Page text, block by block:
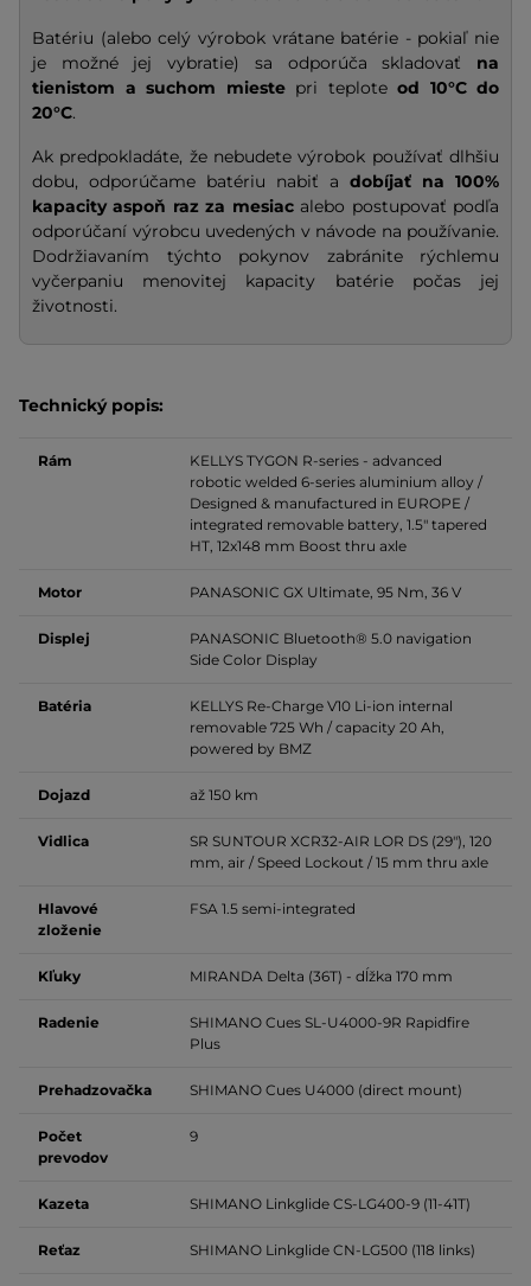
Batériu (alebo celý výrobok vrátane batérie - pokiaľ nie
je možné jej vybratie) sa odporúča skladovať na
tienistom a suchom miestepri teplote od 10°C do
20°C.
Ak predpokladáte, že nebudete výrobok používať dlhšiu
dobu, odporúčame batériu nabiť a dobíjať na 100%
kapacity aspoň raz za mesiacalebo postupovať podľa
odporúčaní výrobcu uvedených v návode na používanie.
Dodržiavaním týchto pokynov zabránite rýchlemu
vyčerpaniu menovitej kapacity batérie počas jej
životnosti.
Technický popis:
Rám KELLYS TYGON R-series - advanced
robotic welded 6-series aluminium alloy /
Designed & manufactured in EUROPE /
integrated removable battery, 1.5" tapered
HT, 12x148 mm Boost thru axle
Motor PANASONIC GX Ultimate, 95 Nm, 36 V
Displej PANASONIC Bluetooth® 5.0 navigation
Side Color Display
Batéria KELLYS Re-Charge V10 Li-ion internal
removable 725 Wh / capacity 20 Ah,
powered by BMZ
Dojazd až 150 km
Vidlica
SR SUNTOUR XCR32-AIR LOR DS (29"), 120
mm, air / Speed Lockout / 15 mm thru axle
Hlavové
zloženie
FSA 1.5 semi-integrated
Kľuky MIRANDA Delta (36T) - dĺžka 170 mm
Radenie
SHIMANO Cues SL-U4000-9R Rapidfire
Plus
Prehadzovačka SHIMANO Cues U4000 (direct mount)
Počet
prevodov
9
Kazeta SHIMANO Linkglide CS-LG400-9 (11-41T)
Reťaz SHIMANO Linkglide CN-LG500 (118 links)